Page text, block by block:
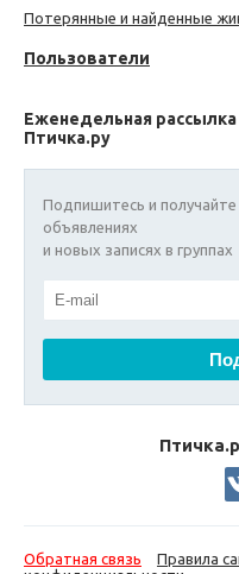
Потерянные и найденные
Пользователи
Еженедельная
Птичка.ру
Подпишитесь и
объявлениях
и новых записях в группах
Обратная связь Правила